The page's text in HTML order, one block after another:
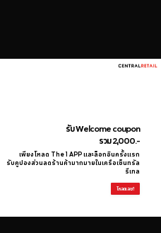
รับ Welcome coupon
รวม 2,000.-
เพียงโหลด The 1 APP และล็อกอินครั้งแรก
รับคูปองส่วนลดร้านค้ามากมายในเครือเซ็นทรัล
รีเทล
โหลดเลย!